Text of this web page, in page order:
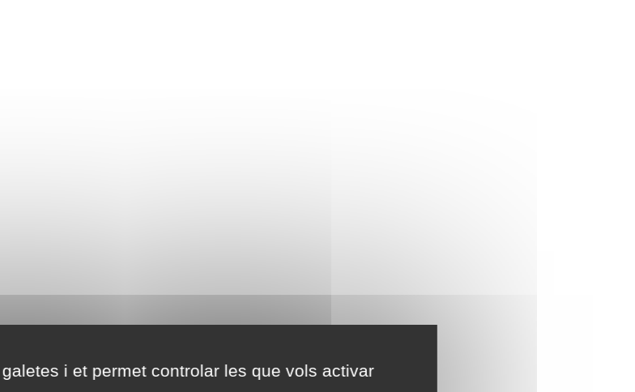
i et permet controlar les que vols activar